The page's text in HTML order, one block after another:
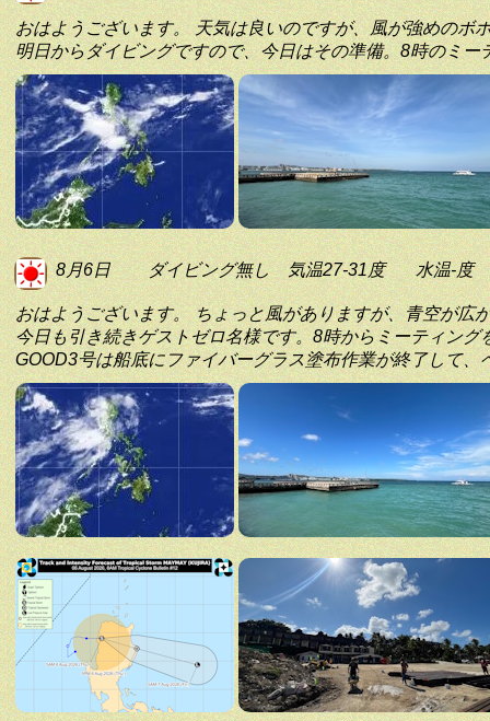
おはようございます。 天気は良いのですが、風が強めのボ
明日からダイビングですので、今日はその準備。8時のミー
8月6日 ダイビング無し 気温27-31度 水温-度
おはようございます。 ちょっと風がありますが、青空が広
今日も引き続きゲストゼロ名様です。8時からミーティン
GOOD3号は船底にファイバーグラス塗布作業が終了して、